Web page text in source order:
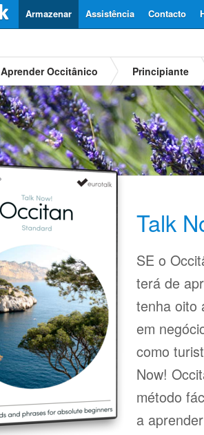
Contacto
Assistência
Armazenar
Aprender Occitânico Principiante
Talk
SE o
terá de
tenha oito
em
como
Now!
método
a